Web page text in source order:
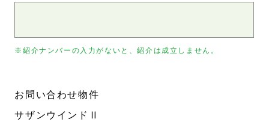
※紹介ナンバーの入力がないと、紹介は成立しません。
お問い合わせ物件
サザンウインドⅡ